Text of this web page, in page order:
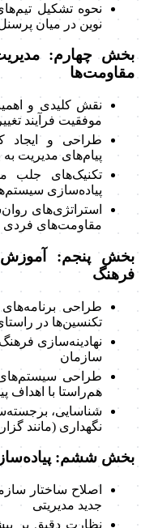
نحوه تشکیل
نوین در میان
بخش چهارم:
مقاومت‌ها
نقش کلیدی و
موفقیت فرآیند تغییر
طراحی و ایجاد
پیام‌های مدیریت به
تکنیک‌های جلب
پیاده‌سازی
استراتژی‌های
مقاومت‌های فردی
بخش پنجم:
فرهنگ
طراحی برنامه‌های
تکنسین‌ها در
نهادینه‌سازی
سازمان
طراحی
هم‌راستا با اهداف
شناسایی،
نگهداری (مانند
بخش ششم:
اصلاح ساختار
جدید مدیریتی
نظارت دقیق بر